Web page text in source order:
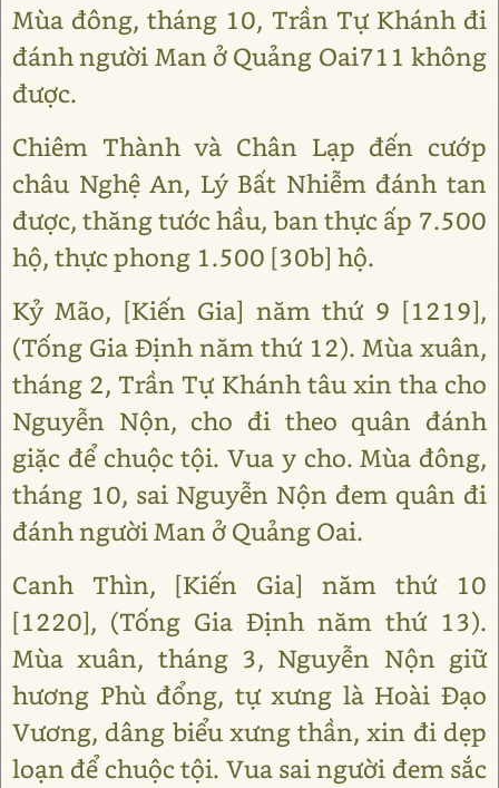
Mùa đông, tháng 10, Trần Tự Khánh đi
đánh người Man ở Quảng Oai711 không
được.
Chiêm Thành và Chân Lạp đến cướp
châu Nghệ An, Lý Bất Nhiễm đánh tan
được, thăng tước hầu, ban thực ấp 7.500
hộ, thực phong 1.500 [30b] hộ.
Kỷ Mão, [Kiến Gia] năm thứ 9 [1219],
(Tống Gia Định năm thứ 12). Mùa xuân,
tháng 2, Trần Tự Khánh tâu xin tha cho
Nguyễn Nộn, cho đi theo quân đánh
giặc để chuộc tội. Vua y cho. Mùa đông,
tháng 10, sai Nguyễn Nộn đem quân đi
đánh người Man ở Quảng Oai.
Canh Thìn, [Kiến Gia] năm thứ 10
[1220], (Tống Gia Định năm thứ 13).
Mùa xuân, tháng 3, Nguyễn Nộn giữ
hương Phù đổng, tự xưng là Hoài Đạo
Vương, dâng biểu xưng thần, xin đi dẹp
loạn để chuộc tội. Vua sai người đem sắc